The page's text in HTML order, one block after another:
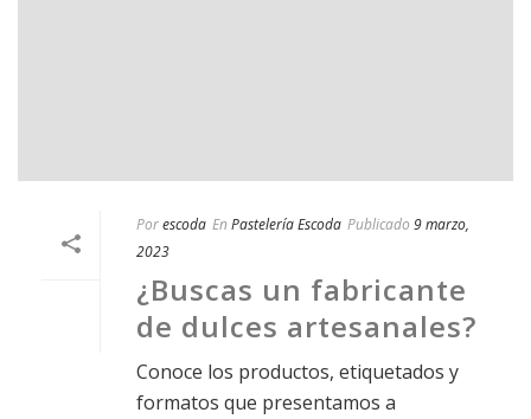
Porescoda En Pastelería Escoda Publicado 9 marzo,
2023
¿Buscas un fabricante
de dulces artesanales?
Conoce los productos, etiquetados y
formatos que presentamos a